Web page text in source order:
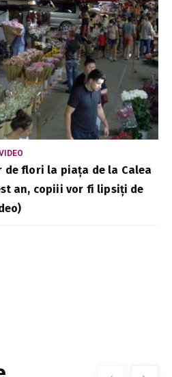
de flori la piața de la Calea
an, copiii vor fi lipsiți de